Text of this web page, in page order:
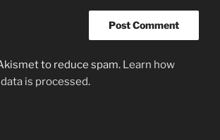
to reduce spam. Learn how
is processed.